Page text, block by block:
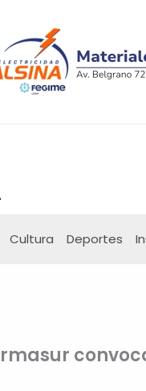
Cultura Deportes